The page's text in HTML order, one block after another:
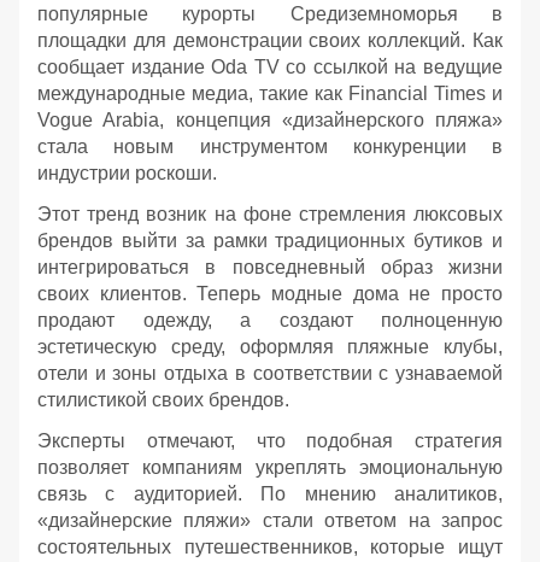
популярные курорты Средиземноморья в
площадки для демонстрации своих коллекций. Как
сообщает издание Oda TV со ссылкой на ведущие
международные медиа, такие как Financial Times и
Vogue Arabia, концепция «дизайнерского пляжа»
стала новым инструментом конкуренции в
индустрии роскоши.
Этот тренд возник на фоне стремления люксовых
брендов выйти за рамки традиционных бутиков и
интегрироваться в повседневный образ жизни
своих клиентов. Теперь модные дома не просто
продают одежду, а создают полноценную
эстетическую среду, оформляя пляжные клубы,
отели и зоны отдыха в соответствии с узнаваемой
стилистикой своих брендов.
Эксперты отмечают, что подобная стратегия
позволяет компаниям укреплять эмоциональную
связь с аудиторией. По мнению аналитиков,
«дизайнерские пляжи» стали ответом на запрос
состоятельных путешественников, которые ищут